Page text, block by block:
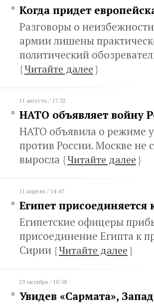
Когда придет
Разговоры о
армии лишены
политический
{Читайте далее}
11 августа / 17:32
НАТО объявляет войну
НАТО объявила о режиме
против России. Москве не
выросла {Читайте далее}
11 апреля / 14:47
Египет присоединяется
Египетские офицеры
присоединение Египта к
Сирии {Читайте далее}
29 октября / 10:58
Увидев «Сармата»,